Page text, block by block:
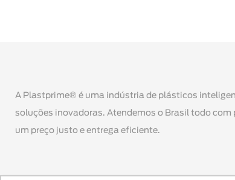
A Plastprime® é uma indústria de plásticos
soluções inovadoras. Atendemos o Brasil todo com
um preço justo e entrega eficiente.